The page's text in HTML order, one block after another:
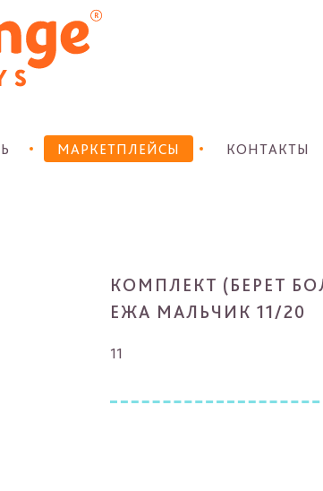
МАРКЕТПЛЕЙСЫ КОНТАКТЫ
КОМПЛЕКТ (БЕРЕТ
ЕЖА МАЛЬЧИК 11/20
11